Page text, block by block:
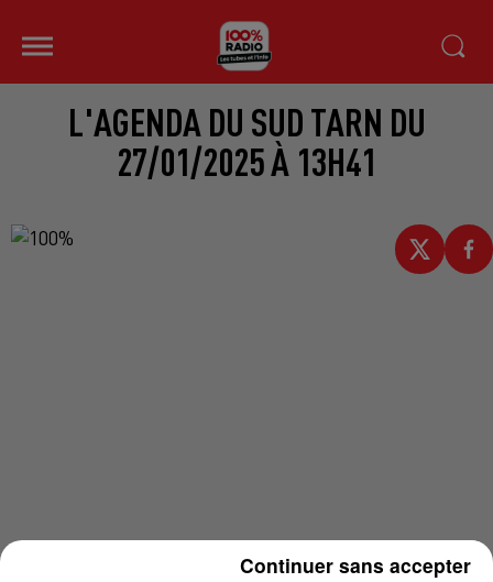
L'AGENDA DU SUD TARN DU
27/01/2025 À 13H41
Continuer sans accepter